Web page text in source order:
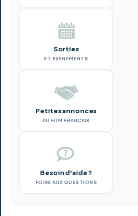
Sorties
ET ÉVÉNEMENTS
Petites annonces
DU FILM FRANÇAIS
Besoin d'aide ?
FOIRE AUX QUESTIONS